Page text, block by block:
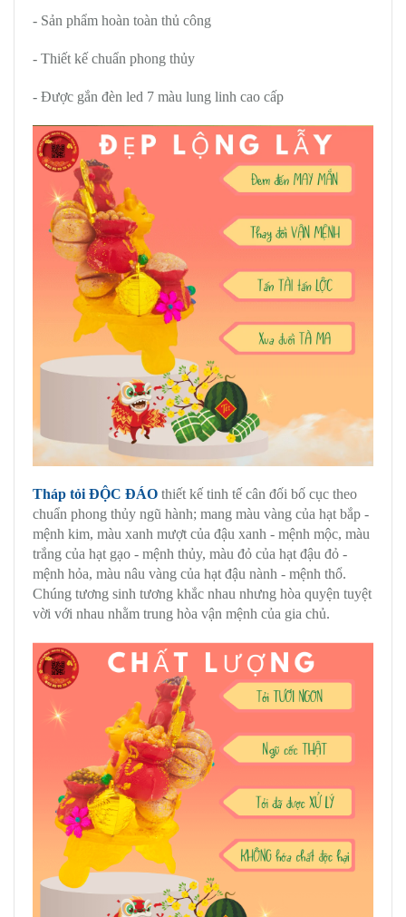
- Sản phẩm hoàn toàn thủ công
- Thiết kế chuẩn phong thủy
- Được gắn đèn led 7 màu lung linh cao cấp
Tháp tỏi ĐỘC ĐÁO thiết kế tinh tế cân đối bố cục theo
chuẩn phong thủy ngũ hành; mang màu vàng của hạt bắp -
mệnh kim, màu xanh mượt của đậu xanh - mệnh mộc, màu
trắng của hạt gạo - mệnh thủy, màu đỏ của hạt đậu đỏ -
mệnh hỏa, màu nâu vàng của hạt đậu nành - mệnh thổ.
Chúng tương sinh tương khắc nhau nhưng hòa quyện tuyệt
vời với nhau nhằm trung hòa vận mệnh của gia chủ.